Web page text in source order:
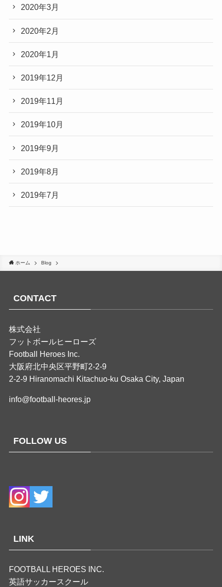
2020年3月
2020年2月
2020年1月
2019年12月
2019年11月
2019年10月
2019年9月
2019年8月
2019年7月
ホーム Blog
CONTACT
株式会社
フットボールヒーローズ
Football Heroes Inc.
大阪府北中央区平野町2-2-9
2-2-9 Hiranomachi Kitachuo-ku Osaka City, Japan
info@football-heores.jp
FOLLOW US
LINK
FOOTBALL HEROES INC.
英語サッカースクール